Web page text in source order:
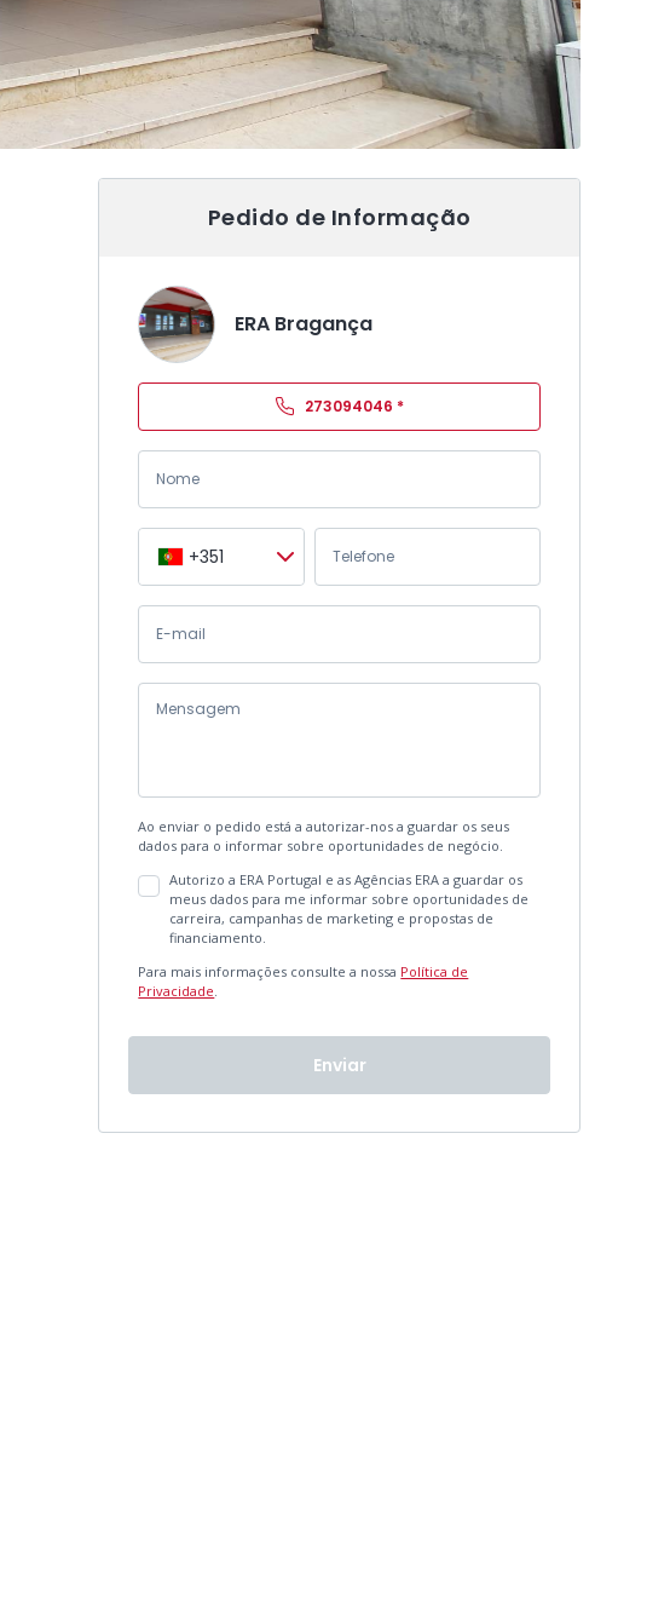
Pedido de Informação
ERA Bragança
273094046 *
+351
Ao enviar o pedido está a autorizar-nos a guardar os seus
dados para o informar sobre oportunidades de negócio.
Autorizo a ERA Portugal e as Agências ERA a guardar os
meus dados para me informar sobre oportunidades de
carreira, campanhas de marketing e propostas de
financiamento.
Para mais informações consulte a nossa Política de
Privacidade.
Enviar